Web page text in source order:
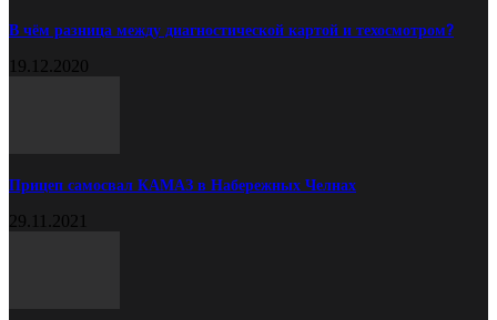
В чём разница между диагностической картой и техосмотром?
19.12.2020
Прицеп самосвал КАМАЗ в Набережных Челнах
29.11.2021